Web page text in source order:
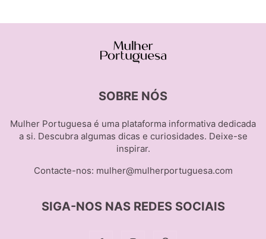
SOBRE NÓS
Mulher Portuguesa é uma plataforma informativa dedicada
a si. Descubra algumas dicas e curiosidades. Deixe-se
inspirar.
Contacte-nos: mulher@mulherportuguesa.com
SIGA-NOS NAS REDES SOCIAIS